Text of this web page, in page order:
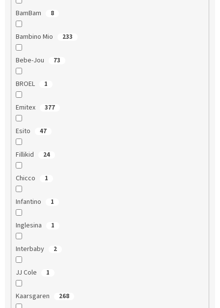
BamBam 8
Bambino Mio 233
Bebe-Jou 73
BROEL 1
Emitex 377
Esito 47
Fillikid 24
Chicco 1
Infantino 1
Inglesina 1
Interbaby 2
JJ Cole 1
Kaarsgaren 268